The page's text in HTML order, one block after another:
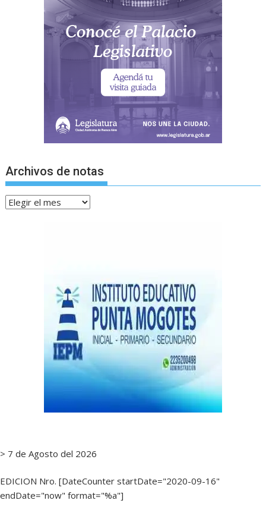
Archivos de notas
Archivos
> 7 de Agosto del 2026
EDICION Nro. [DateCounter startDate="2020-09-16"
endDate="now" format="%a"]